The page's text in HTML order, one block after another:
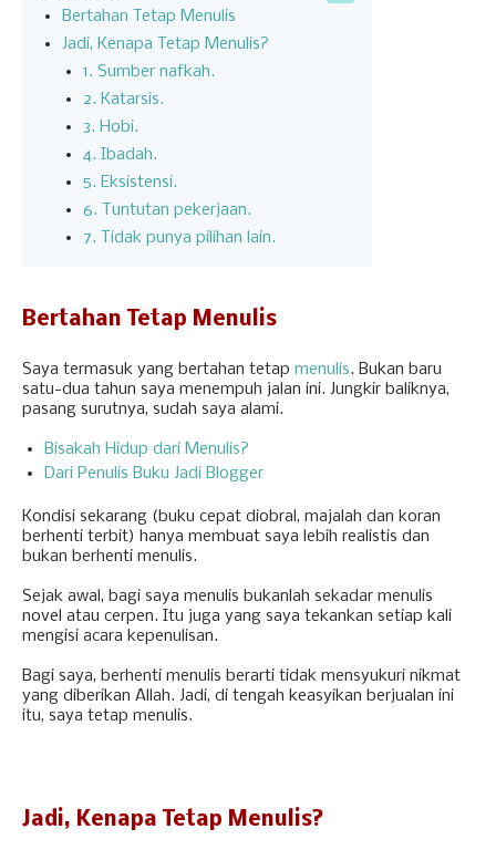
Bertahan Tetap Menulis
Jadi, Kenapa Tetap Menulis?
1. Sumber nafkah.
2. Katarsis.
3. Hobi.
4. Ibadah.
5. Eksistensi.
6. Tuntutan pekerjaan.
7. Tidak punya pilihan lain.
Bertahan Tetap Menulis
Saya termasuk yang bertahan tetap menulis. Bukan baru
satu-dua tahun saya menempuh jalan ini. Jungkir baliknya,
pasang surutnya, sudah saya alami.
Bisakah Hidup dari Menulis?
Dari Penulis Buku Jadi Blogger
Kondisi sekarang (buku cepat diobral, majalah dan koran
berhenti terbit) hanya membuat saya lebih realistis dan
bukan berhenti menulis.
Sejak awal, bagi saya menulis bukanlah sekadar menulis
novel atau cerpen. Itu juga yang saya tekankan setiap kali
mengisi acara kepenulisan.
Bagi saya, berhenti menulis berarti tidak mensyukuri nikmat
yang diberikan Allah. Jadi, di tengah keasyikan berjualan ini
itu, saya tetap menulis.
Jadi, Kenapa Tetap Menulis?